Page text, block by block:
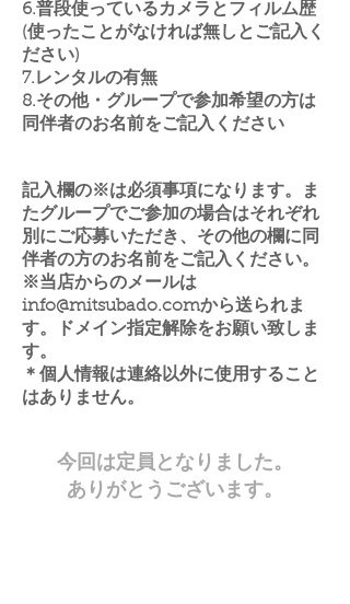
6.普段使っているカメラとフィルム歴
(使ったことがなければ無しとご記入く
ださい)
7.レンタルの有無
8.その他・グループで参加希望の方は
同伴者のお名前をご記入ください
記入欄の※は必須事項になります。ま
たグループでご参加の場合はそれぞれ
別にご応募いただき、その他の欄に同
伴者の方のお名前をご記入ください。
※当店からのメールは
info@mitsubado.comから送られま
す。ドメイン指定解除をお願い致しま
す。
＊個人情報は連絡以外に使用すること
はありません。
今回は定員となりました。
ありがとうございます。